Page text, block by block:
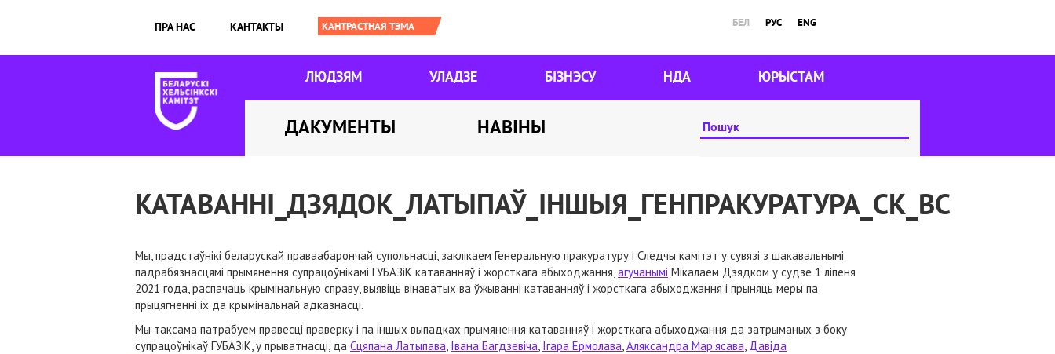
ПРА НАС КАНТАКТЫ БЕЛ РУС ENG
ЛЮДЗЯМ УЛАДЗЕ БІЗНЭСУ НДА ЮРЫСТАМ
ДАКУМЕНТЫ НАВІНЫ
КАТАВАННІ_ДЗЯДОК_ЛАТЫПАЎ_ІНШЫЯ_ГЕНПРАКУРАТУРА_СК_ВС
Мы, прадстаўнікі беларускай праваабарончай супольнасці, заклікаем Генеральную пракуратуру і Следчы камітэт у сувязі з шакавальнымі
падрабязнасцямі прымянення супрацоўнікамі ГУБАЗіК катаванняў і жорсткага абыходжання,агучанымі Мікалаем Дзядком у судзе 1 ліпеня
2021 года, распачаць крымінальную справу, выявіць вінаватых ва ўжыванні катаванняў і жорсткага абыходжання і прыняць меры па
прыцягненні іх да крымінальнай адказнасці.
Мы таксама патрабуем правесці праверку і па іншых выпадках прымянення катаванняў і жорсткага абыходжання да затрыманых з боку
супрацоўнікаў ГУБАЗіК, у прыватнасці, да Сцяпана Латыпава, Івана Багдзевіча, Ігара Ермолава,Аляксандра Мар'ясава, Давіда